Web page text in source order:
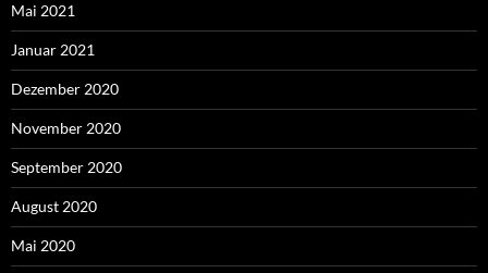
Mai 2021
Januar 2021
Dezember 2020
November 2020
September 2020
August 2020
Mai 2020